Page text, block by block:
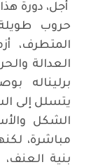
أجل، دورة
حروب
المتطرف،
العدالة
برليناله
يتسلل إلى
الشكل
مباشرة،
بنية